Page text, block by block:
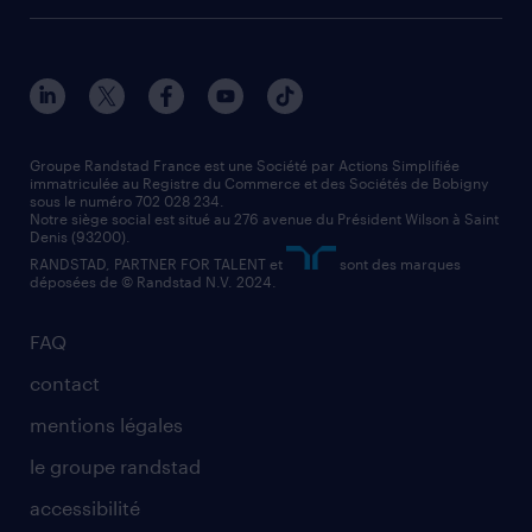
manutentionnaire
assistant administratif
comptable
contact entreprise
faq intérim / recrutement
nos agences par ville
nos agences par région
nos cabinets de recrutement
FAQ
contact
mentions légales
le groupe randstad
accessibilité
Groupe Randstad France est une Société par Actions Simplifiée
immatriculée au Registre du Commerce et des Sociétés de Bobigny
sous le numéro 702 028 234.
Notre siège social est situé au 276 avenue du Président Wilson à Saint
Denis (93200).
RANDSTAD, PARTNER FOR TALENT et
sont des marques
déposées de © Randstad N.V. 2024.